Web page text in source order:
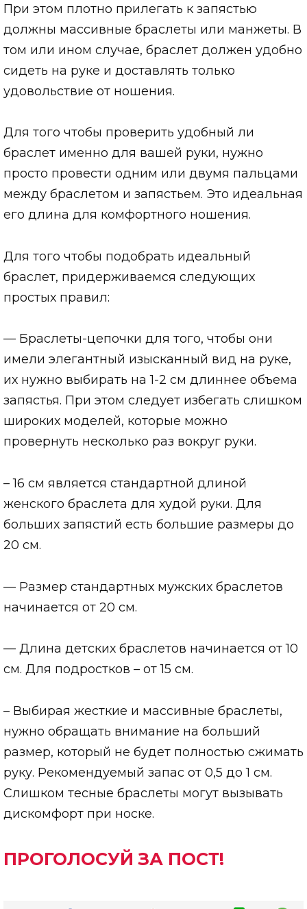
При этом плотно прилегать к запястью
должны массивные браслеты или манжеты. В
том или ином случае, браслет должен удобно
сидеть на руке и доставлять только
удовольствие от ношения.
Для того чтобы проверить удобный ли
браслет именно для вашей руки, нужно
просто провести одним или двумя пальцами
между браслетом и запястьем. Это идеальная
его длина для комфортного ношения.
Для того чтобы подобрать идеальный
браслет, придерживаемся следующих
простых правил:
— Браслеты-цепочки для того, чтобы они
имели элегантный изысканный вид на руке,
их нужно выбирать на 1-2 см длиннее объема
запястья. При этом следует избегать слишком
широких моделей, которые можно
провернуть несколько раз вокруг руки.
– 16 см является стандартной длиной
женского браслета для худой руки. Для
больших запястий есть большие размеры до
20 см.
— Размер стандартных мужских браслетов
начинается от 20 см.
— Длина детских браслетов начинается от 10
см. Для подростков – от 15 см.
– Выбирая жесткие и массивные браслеты,
нужно обращать внимание на больший
размер, который не будет полностью сжимать
руку. Рекомендуемый запас от 0,5 до 1 см.
Слишком тесные браслеты могут вызывать
дискомфорт при носке.
ПРОГОЛОСУЙ ЗА ПОСТ!